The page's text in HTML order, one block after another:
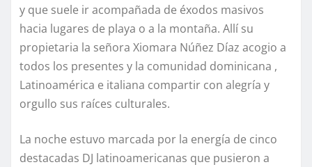
y que suele ir acompañada de éxodos masivos
hacia lugares de playa o a la montaña. Allí su
propietaria la señora Xiomara Núñez Díaz acogio a
todos los presentes y la comunidad dominicana ,
Latinoamérica e italiana compartir con alegría y
orgullo sus raíces culturales.
La noche estuvo marcada por la energía de cinco
destacadas DJ latinoamericanas que pusieron a